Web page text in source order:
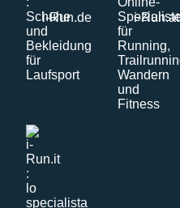
i-Run.de i-Run.at